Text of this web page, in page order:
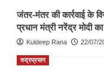
जंतर-मंतर की कार्रवाई के
प्रधान मंत्री नरेंद्र मोदी
Kuldeep Rana 22/07/
रुद्रप्रयाग